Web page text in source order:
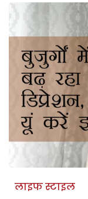
लाइफ स्टाइल